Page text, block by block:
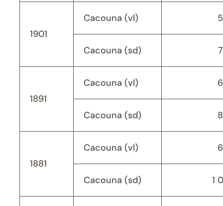
1901
Cacouna (vl)
Cacouna (sd)
1891
Cacouna (vl)
Cacouna (sd)
1881
Cacouna (vl)
Cacouna (sd) 1